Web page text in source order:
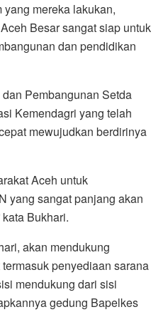
mereka lakukan,
Besar sangat siap untuk
dan pendidikan
Pembangunan Setda
Kemendagri yang telah
mewujudkan berdirinya
Aceh untuk
yang sangat panjang akan
Bukhari.
akan mendukung
penyediaan sarana
mendukung dari sisi
gedung Bapelkes